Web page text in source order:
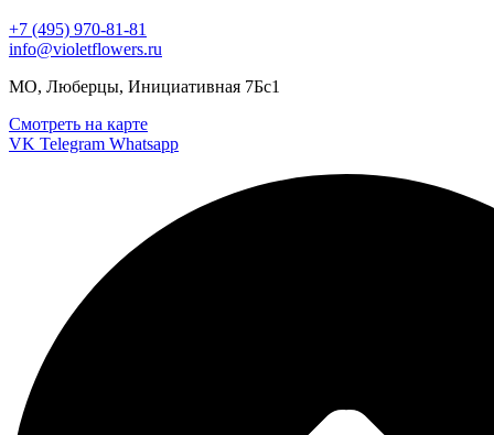
+7 (495) 970-81-81
info@violetflowers.ru
МО, Люберцы, Инициативная 7Бс1
Смотреть на карте
VK Telegram Whatsapp